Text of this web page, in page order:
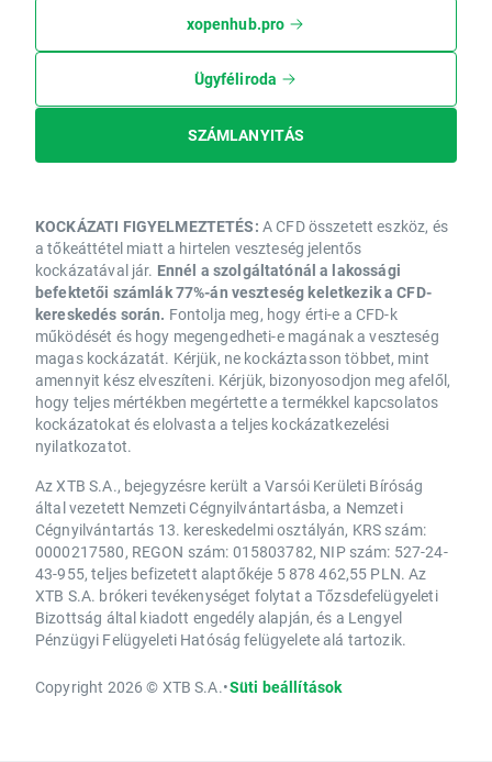
xopenhub.pro
Ügyféliroda
SZÁMLANYITÁS
KOCKÁZATI FIGYELMEZTETÉS: A CFD összetett eszköz, és
a tőkeáttétel miatt a hirtelen veszteség jelentős
kockázatával jár. Ennél a szolgáltatónál a lakossági
befektetői számlák 77%-án veszteség keletkezik a CFD-
kereskedés során. Fontolja meg, hogy érti-e a CFD-k
működését és hogy megengedheti-e magának a veszteség
magas kockázatát. Kérjük, ne kockáztasson többet, mint
amennyit kész elveszíteni. Kérjük, bizonyosodjon meg afelől,
hogy teljes mértékben megértette a termékkel kapcsolatos
kockázatokat és elolvasta a teljes kockázatkezelési
nyilatkozatot.
Az XTB S.A., bejegyzésre került a Varsói Kerületi Bíróság
által vezetett Nemzeti Cégnyilvántartásba, a Nemzeti
Cégnyilvántartás 13. kereskedelmi osztályán, KRS szám:
0000217580, REGON szám: 015803782, NIP szám: 527-24-
43-955, teljes befizetett alaptőkéje 5 878 462,55 PLN. Az
XTB S.A. brókeri tevékenységet folytat a Tőzsdefelügyeleti
Bizottság által kiadott engedély alapján, és a Lengyel
Pénzügyi Felügyeleti Hatóság felügyelete alá tartozik.
Copyright 2026 © XTB S.A.•Süti beállítások